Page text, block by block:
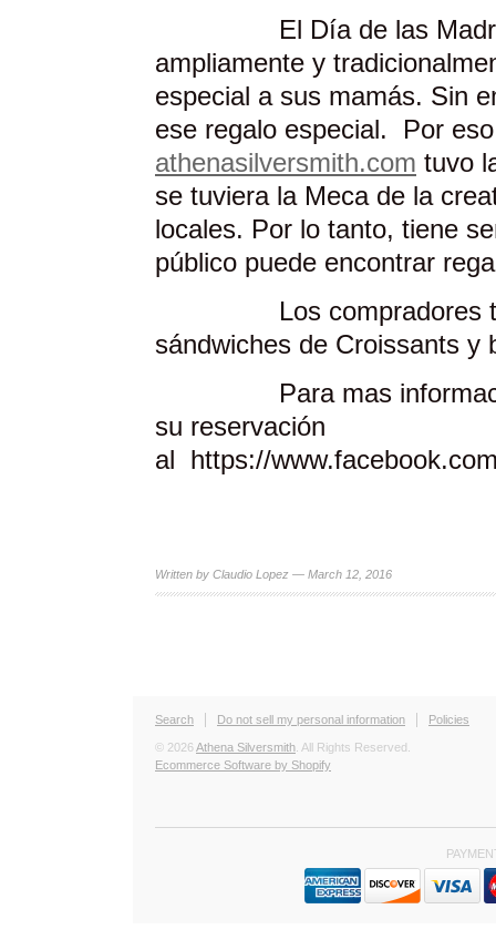
El Día de las Madres
ampliamente y
especial a sus mamás. Sin
ese regalo especial. Por
athenasilversmith.com tuvo
se tuviera la Meca de la
locales. Por lo tanto, tiene
público puede encontrar
Los compradores
sándwiches de Croissants y
Para mas información,
su reservación
al https://
Written by Claudio Lopez — March 12, 2016
Search Do not sell my personal information Policies
© 2026Athena Silversmith . All Rights Reserved.
Ecommerce Software by Shopify